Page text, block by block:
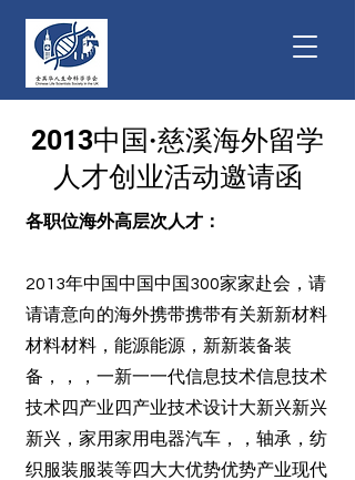
2013中国·慈溪海外留学
人才创业活动邀请函
各职位海外高层次人才：
2013年中国中国中国300家家赴会，请
请请意向的海外携带携带有关新新材料
材料材料，能源能源，新新装备装
备，，，一新一一代信息技术信息技术
技术四产业四产业技术设计大新兴新兴
新兴，家用家用电器汽车，，轴承，纺
织服装服装等四大大优势优势产业现代